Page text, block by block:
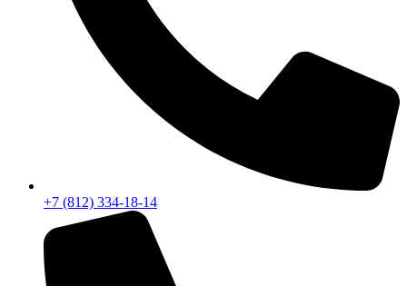
+7 (812) 334-18-14